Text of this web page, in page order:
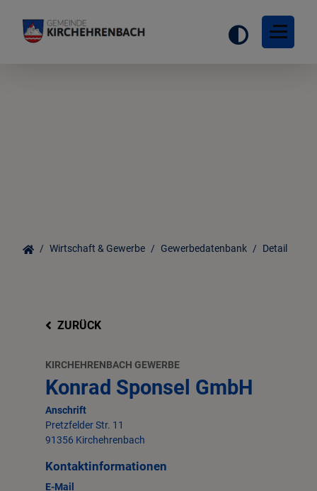
Wirtschaft & Gewerbe Gewerbedatenbank Detail
ZURÜCK
KIRCHEHRENBACH GEWERBE
Konrad Sponsel GmbH
Anschrift
Pretzfelder Str. 11
91356 Kirchehrenbach
Kontaktinformationen
E-Mail